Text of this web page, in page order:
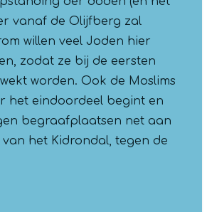
vanaf de Olijfberg zal
willen veel Joden hier
zodat ze bij de eersten
worden. Ook de Moslims
het eindoordeel begint en
begraafplaatsen net aan
het Kidrondal, tegen de